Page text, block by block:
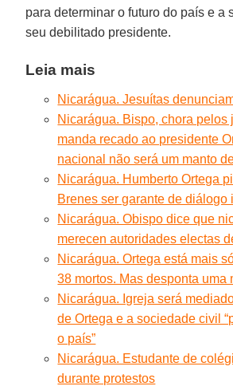
para determinar o futuro do país e a
seu debilitado presidente.
Leia mais
Nicarágua. Jesuítas
Nicarágua. Bispo, chora pelos
manda recado ao presidente
nacional não será um manto
Nicarágua. Humberto Ortega
Brenes ser garante de diálogo
Nicarágua. Obispo dice que
merecen autoridades electas
Nicarágua. Ortega está mais
38 mortos. Mas desponta uma
Nicarágua. Igreja será
de Ortega e a sociedade civil
o país”
Nicarágua. Estudante de
durante protestos